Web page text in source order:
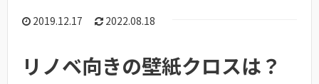
2019.12.17 2022.08.18
リノベ向きの壁紙クロスは？